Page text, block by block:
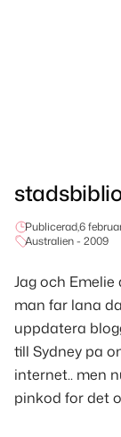
Publicerad,6
Australien - 2009
Jag och
man far lana
uppdatera
till Sydney pa
internet.. men
pinkod for det